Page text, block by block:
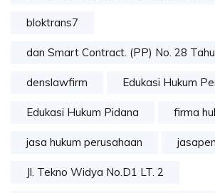
bloktrans7
dan Smart Contract. (PP) No. 28
denslawfirm Edukasi Hukum
Edukasi Hukum Pidana firma
jasa hukum perusahaan
Jl. Tekno Widya No.D1 LT. 2